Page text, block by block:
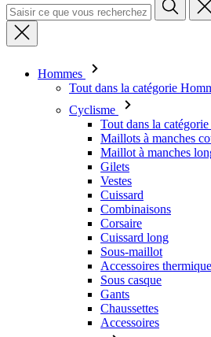
Hommes
Tout dans la catégorie
Cyclisme
Tout dans la
Maillots à manches
Maillot à manches
Gilets
Vestes
Cuissard
Combinaisons
Corsaire
Cuissard long
Sous-maillot
Accessoires
Sous casque
Gants
Chaussettes
Accessoires